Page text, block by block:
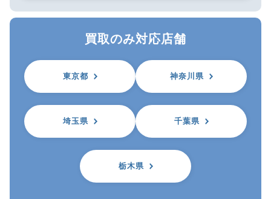
買取のみ対応店舗
東京都 神奈川県
埼玉県 千葉県
栃木県